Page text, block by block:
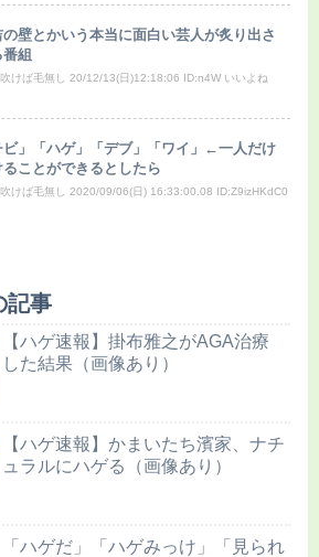
の壁とかいう本当に面白い芸人が炙り出さ
組
けば毛無し 20/12/13(日)12:18:06 ID:n4W いいよね
ビ」「ハゲ」「デブ」「ワイ」←一人だけ
ることができるとしたら
けば毛無し 2020/09/06(日) 16:33:00.08 ID:Z9izHKdC0
記事
【ハゲ速報】掛布雅之がAGA治療
した結果（画像あり）
【ハゲ速報】かまいたち濱家、ナチ
ュラルにハゲる（画像あり）
「ハゲだ」「ハゲみっけ」「見られ